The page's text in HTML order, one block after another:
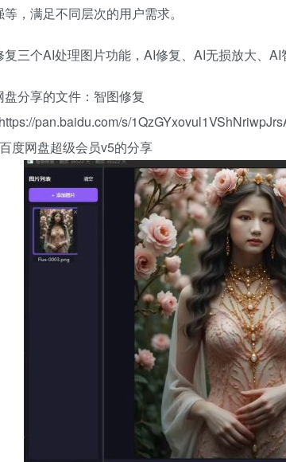
，满足不同层次的用户需求。
复三个AI处理图片功能，AI修复、AI无损放大、AI
盘分享的文件：智图修复
pan.baidu.com/s/
度网盘超级会员v5的分享